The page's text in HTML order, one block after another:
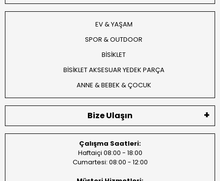
EV & YAŞAM
SPOR & OUTDOOR
BİSİKLET
BİSİKLET AKSESUAR YEDEK PARÇA
ANNE & BEBEK & ÇOCUK
Bize Ulaşın
Çalışma Saatleri:
Haftaiçi 08:00 - 18:00
Cumartesi: 08:00 - 12:00